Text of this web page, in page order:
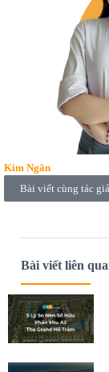
Kim Ngân
Bài viết cùng tác giả
Bài viết liên